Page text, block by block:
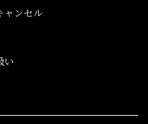
ャンセル
い